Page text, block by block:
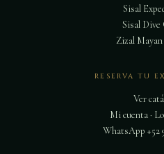
Sisal
Sisal Dive
Zizal
RESERVA TU
Ver
Mi cuenta ·
WhatsApp +52